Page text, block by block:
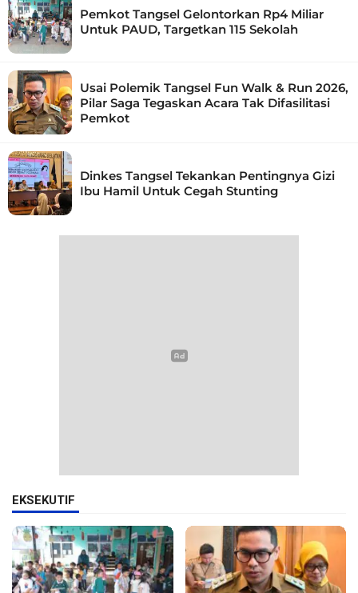
Pemkot Tangsel Gelontorkan Rp4 Miliar
Untuk PAUD, Targetkan 115 Sekolah
Usai Polemik Tangsel Fun Walk & Run 2026,
Pilar Saga Tegaskan Acara Tak Difasilitasi
Pemkot
Dinkes Tangsel Tekankan Pentingnya Gizi
Ibu Hamil Untuk Cegah Stunting
EKSEKUTIF